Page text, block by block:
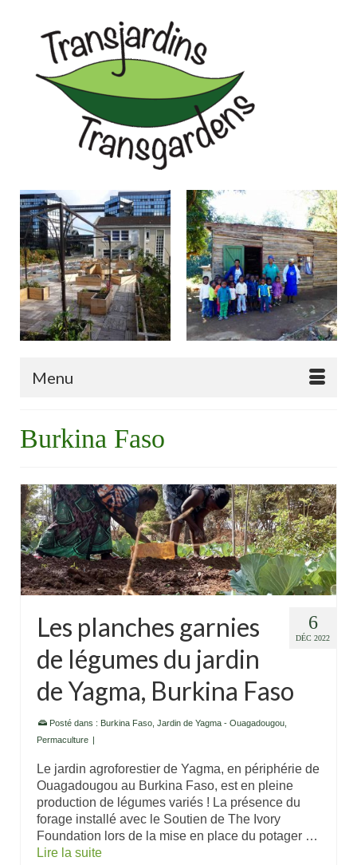
Menu
Burkina Faso
6
DÉC 2022
Les planches garnies
de légumes du jardin
de Yagma, Burkina Faso
Posté dans : Burkina Faso Jardin de Yagma - Ouagadougou
Permaculture |
Le jardin agroforestier de Yagma, en périphérie de
Ouagadougou au Burkina Faso, est en pleine
production de légumes variés ! La présence du
forage installé avec le Soutien de The Ivory
Foundation lors de la mise en place du potager …
Lire la suite